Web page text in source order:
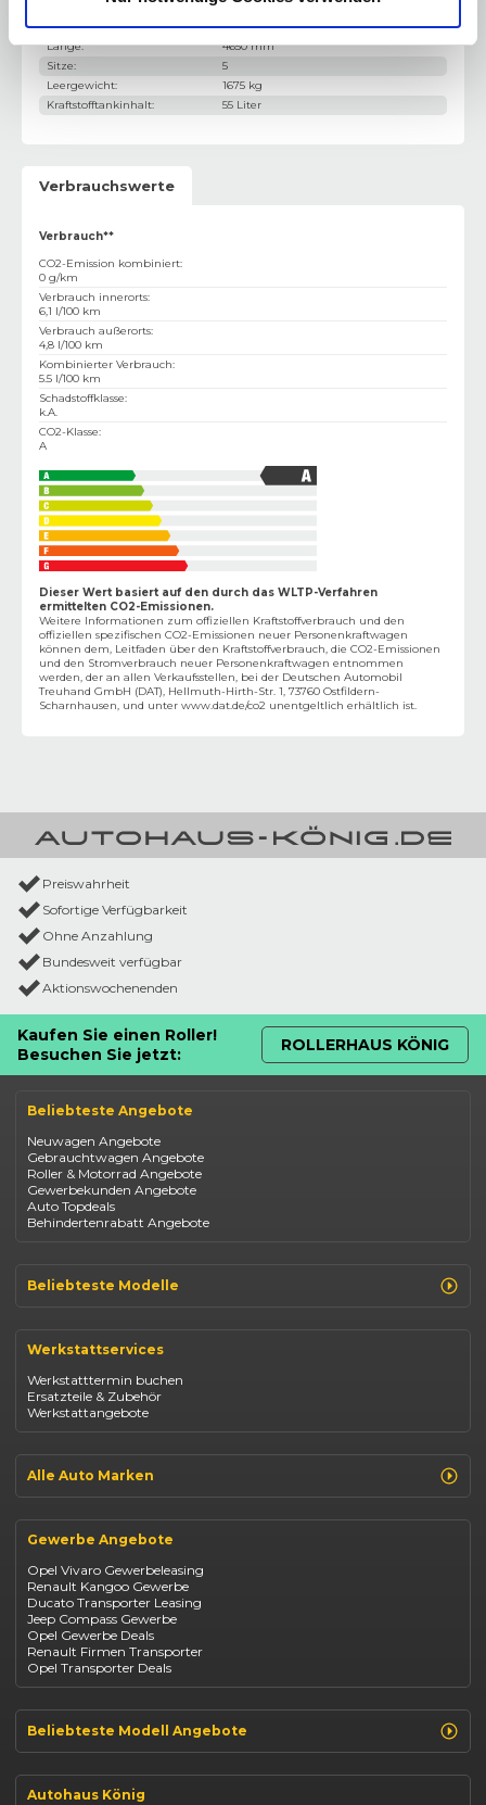
1905 mm
Höhe:
1661 mm
Länge:
4650 mm
Sitze:
5
Leergewicht:
1675 kg
Kraftstofftankinhalt: 55 Liter
Verbrauchswerte
Verbrauch**
CO2-Emission kombiniert:
0 g/km
Verbrauch innerorts:
6,1 l/100 km
Verbrauch außerorts:
4,8 l/100 km
Kombinierter Verbrauch:
5.5 l/100 km
Schadstoffklasse:
k.A.
CO2-Klasse:
A
Dieser Wert basiert auf den durch das WLTP-Verfahren
ermittelten CO2-Emissionen.
Weitere Informationen zum offiziellen Kraftstoffverbrauch und den
offiziellen spezifischen CO2-Emissionen neuer Personenkraftwagen
können dem‚ Leitfaden über den Kraftstoffverbrauch, die CO2-Emissionen
und den Stromverbrauch neuer Personenkraftwagen entnommen
werden, der an allen Verkaufsstellen, bei der Deutschen Automobil
Treuhand GmbH (DAT), Hellmuth-Hirth-Str. 1, 73760 Ostfildern-
Scharnhausen, und unter www.dat.de/co2 unentgeltlich erhältlich ist.
Preiswahrheit
Sofortige Verfügbarkeit
Ohne Anzahlung
Bundesweit verfügbar
Aktionswochenenden
Kaufen Sie einen Roller!
Besuchen Sie jetzt:
ROLLERHAUS KÖNIG
Beliebteste Angebote
Neuwagen Angebote
Gebrauchtwagen Angebote
Roller & Motorrad Angebote
Gewerbekunden Angebote
Auto Topdeals
Behindertenrabatt Angebote
Beliebteste Modelle
Opel Corsa
Fiat 500
Dacia Duster
Dacia Sandero
Jeep Compass
Suzuki Vitara
Suzuki Swift
Mazda CX-30
Werkstattservices
Werkstatttermin buchen
Ersatzteile & Zubehör
Werkstattangebote
Alle Auto Marken
Opel
Fiat
Jeep
Suzuki
BYD
Kia
Mazda
Citroën
Abarth
Fiat Professional
Gewerbe Angebote
Opel Vivaro Gewerbeleasing
Renault Kangoo Gewerbe
Ducato Transporter Leasing
Jeep Compass Gewerbe
Opel Gewerbe Deals
Renault Firmen Transporter
Opel Transporter Deals
Beliebteste Modell Angebote
Renault Arkana Leasing
Renault Captur Leasing
Autohaus König